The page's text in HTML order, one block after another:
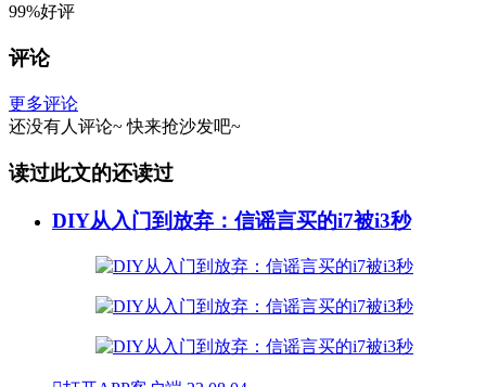
99%好评
评论
更多评论
还没有人评论~ 快来抢沙发吧~
读过此文的还读过
DIY从入门到放弃：信谣言买的i7被i3秒